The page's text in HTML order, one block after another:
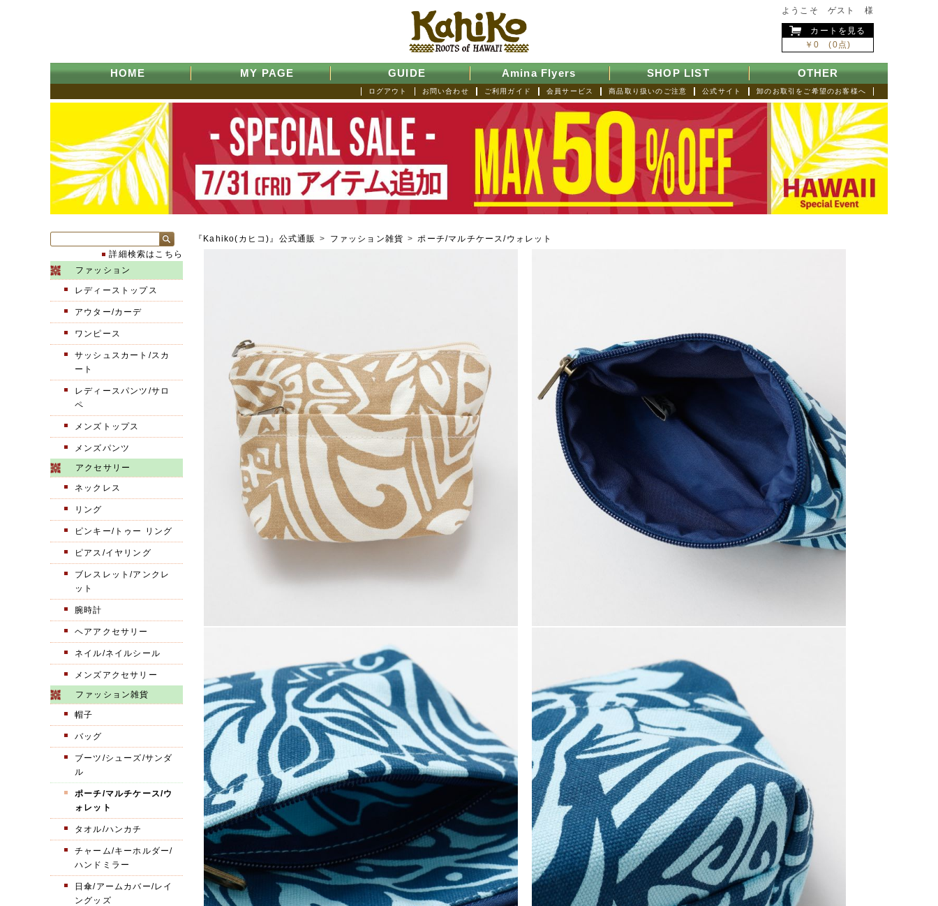
ようこそ ゲスト 様
カートを見る
￥0 (0点)
HOME MY PAGE GUIDE Amina Flyers SHOP LIST OTHER
卸のお取引をご希望のお客様へ
公式サイト
商品取り扱いのご注意
会員サービス
ご利用ガイド
お問い合わせ
ログアウト
『Kahiko(カヒコ)』公式通販 > ファッション雑貨 > ポーチ/マルチケース/ウォレット
詳細検索はこちら
ファッション
レディーストップス
アウター/カーデ
ワンピース
サッシュスカート/スカ
ート
レディースパンツ/サロ
ペ
メンズトップス
メンズパンツ
アクセサリー
ネックレス
リング
ピンキー/トゥー リング
ピアス/イヤリング
ブレスレット/アンクレ
ット
腕時計
ヘアアクセサリー
ネイル/ネイルシール
メンズアクセサリー
ファッション雑貨
帽子
バッグ
ブーツ/シューズ/サンダ
ル
ポーチ/マルチケース/ウ
ォレット
タオル/ハンカチ
チャーム/キーホルダー/
ハンドミラー
日傘/アームカバー/レイ
ングッズ